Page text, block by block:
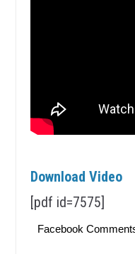
Download Video
[pdf id=7575]
Facebook